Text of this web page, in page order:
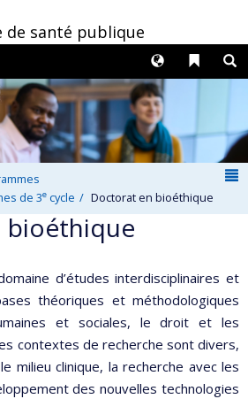
de santé publique
Liens
Langues
de 3e cycle Doctorat en bioéthique
bioéthique
d’études interdisciplinaires et
théoriques et méthodologiques
et sociales, le droit et les
contextes de recherche sont divers,
milieu clinique, la recherche avec les
des nouvelles technologies